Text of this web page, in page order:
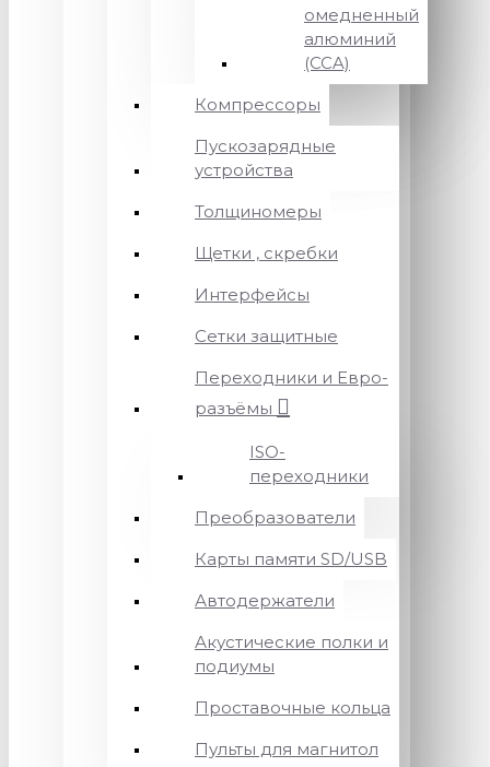
омедненный
алюминий
(CCA)
Компрессоры
Пускозарядные
устройства
Толщиномеры
Щетки , скребки
Интерфейсы
Сетки защитные
Переходники и Евро-
разъёмы
ISO-
переходники
Преобразователи
Карты памяти SD/USB
Автодержатели
Акустические полки и
подиумы
Проставочные кольца
Пульты для магнитол